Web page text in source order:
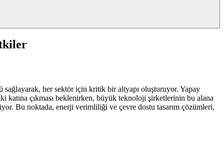
her sektör için kritik bir altyapı oluşturuyor. Yapay
katına çıkması beklenirken, büyük teknoloji şirketlerinin bu alana
Bu noktada, enerji verimliliği ve çevre dostu tasarım çözümleri,